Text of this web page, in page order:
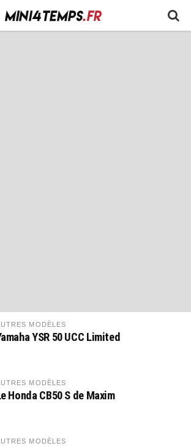
MODÈLES
YSR 50 UCC Limited
MODÈLES
Honda CB50 S de Maxim
MODÈLES